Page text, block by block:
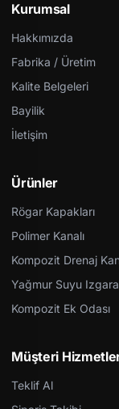
Kurumsal
Hakkımızda
Fabrika / Üretim
Kalite Belgeleri
Bayilik
İletişim
Ürünler
Rögar Kapakları
Polimer Kanalı
Kompozit Drenaj
Yağmur Suyu
Kompozit Ek Odası
Müşteri
Teklif Al